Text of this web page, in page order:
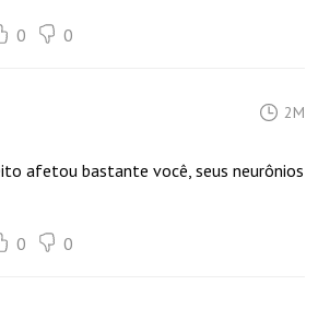
0 0
2M
afetou bastante você, seus neurônios
0 0